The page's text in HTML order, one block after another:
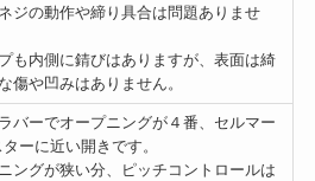
ジの動作や締り具合は問題ありませ
も内側に錆びはありますが、表面は綺
傷や凹みはありません。
バーでオープニングが４番、セルマー
ーに近い開きです。
ングが狭い分、ピッチコントロールは